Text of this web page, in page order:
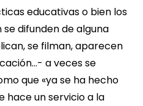
educativas o bien los
difunden de alguna
se filman, aparecen
a veces se
que «ya se ha hecho
hace un servicio a la